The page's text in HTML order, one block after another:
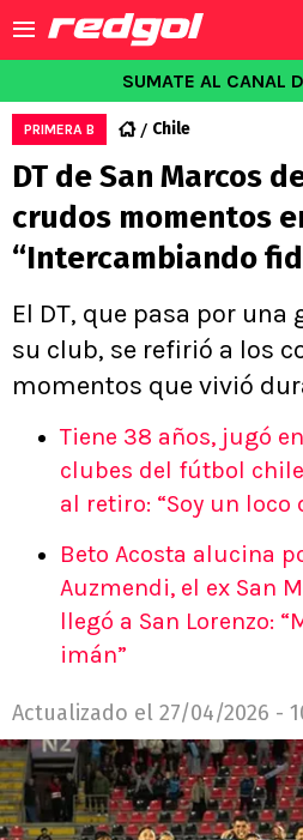
SUMATE AL CANAL
PRIMERA B Chile
DT de San Marcos
crudos momentos
“Intercambiando
El DT, que pasa por
su club, se refirió a los
momentos que vivió
Tiene 38 años, jugó
clubes del fútbol
al retiro: “Soy un loco
Beto Acosta alucina
Auzmendi, el ex San
llegó a San Lorenzo:
imán”
Actualizado el 27/04/2026 -